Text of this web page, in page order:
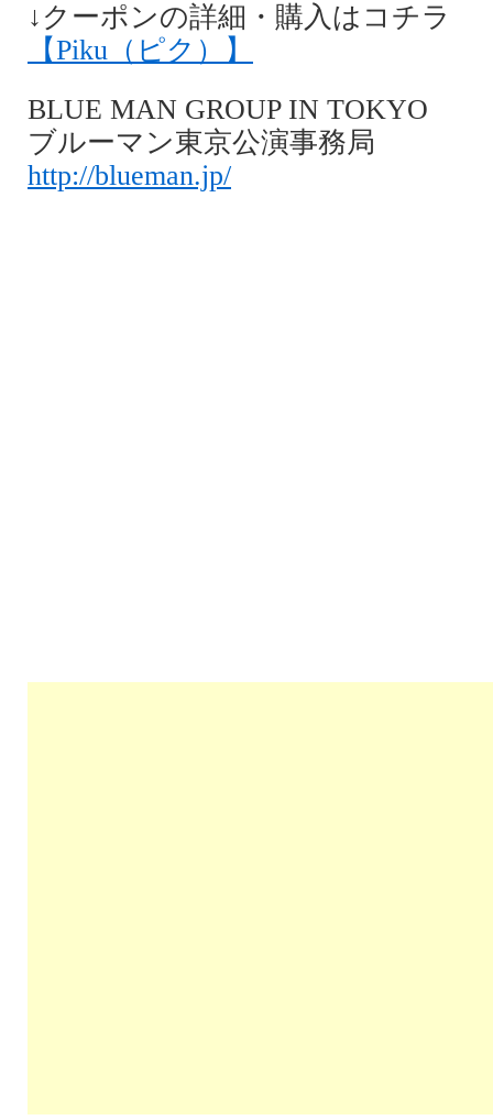
↓クーポンの詳細・購入はコチラ
【Piku（ピク）】
BLUE MAN GROUP IN TOKYO
ブルーマン東京公演事務局
http://blueman.jp/